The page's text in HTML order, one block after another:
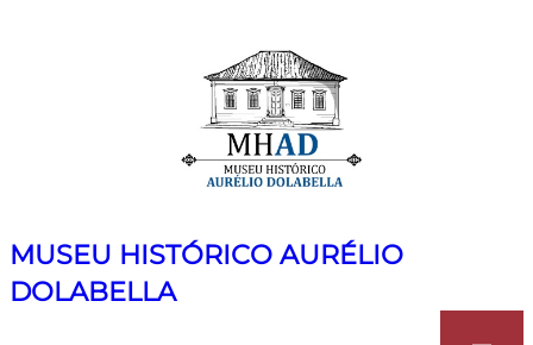
MUSEU HISTÓRICO AURÉLIO
DOLABELLA